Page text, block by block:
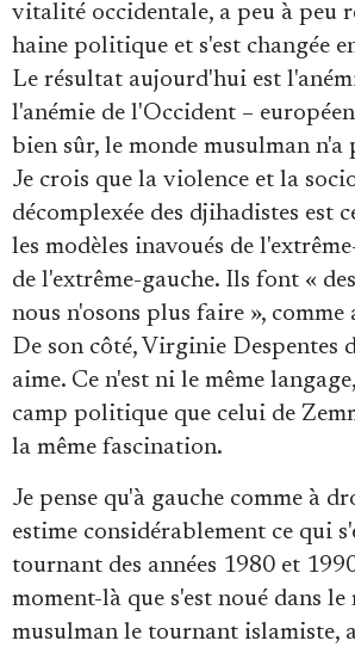
vitalité occidentale, a peu à peu
haine politique et s'est changée
Le résultat aujourd'hui est
l'anémie de l'Occident –
bien sûr, le monde musulman n'a
Je crois que la violence et la
décomplexée des djihadistes est
les modèles inavoués de
de l'extrême-gauche. Ils font «
nous n'osons plus faire »,
De son côté, Virginie Despentes
aime. Ce n'est ni le même
camp politique que celui de
la même fascination.
Je pense qu'à gauche comme à
estime considérablement ce qui
tournant des années 1980 et
moment-là que s'est noué dans le
musulman le tournant islamiste,